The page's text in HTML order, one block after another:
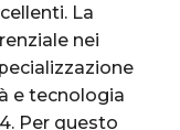
La
nei
e tecnologia
Per questo